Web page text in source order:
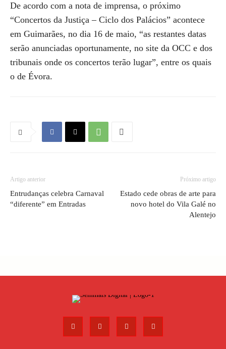
De acordo com a nota de imprensa, o próximo
“Concertos da Justiça – Ciclo dos Palácios” acontece
em Guimarães, no dia 16 de maio, “as restantes datas
serão anunciadas oportunamente, no site da OCC e dos
tribunais onde os concertos terão lugar”, entre os quais
o de Évora.
Artigo anterior
Entrudanças celebra Carnaval
“diferente” em Entradas
Próximo artigo
Estado cede obras de arte para
novo hotel do Vila Galé no
Alentejo